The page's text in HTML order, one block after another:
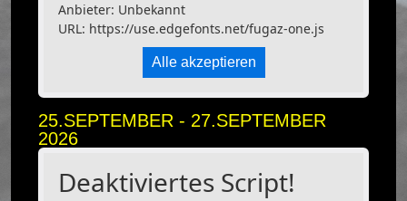
Anbieter: Unbekannt
URL: https://use.edgefonts.net/fugaz-one.js
Alle akzeptieren
25.SEPTEMBER - 27.SEPTEMBER
2026
Deaktiviertes Script!